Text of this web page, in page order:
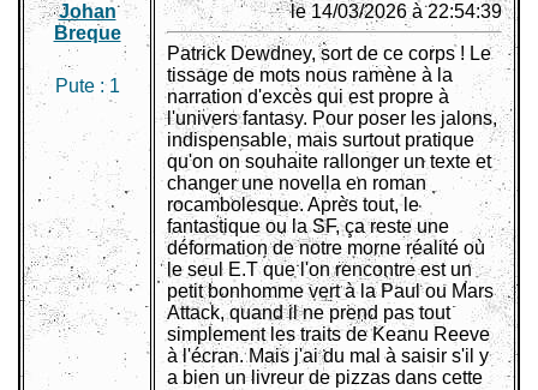
Johan
Breque
Pute :1
le 14/03/2026 à 22:54:39
Patrick Dewdney, sort de ce corps ! Le
tissage de mots nous ramène à la
narration d'excès qui est propre à
l'univers fantasy. Pour poser les jalons,
indispensable, mais surtout pratique
qu'on on souhaite rallonger un texte et
changer une novella en roman
rocambolesque. Après tout, le
fantastique ou la SF, ça reste une
déformation de notre morne réalité où
le seul E.T que l'on rencontre est un
petit bonhomme vert à la Paul ou Mars
Attack, quand il ne prend pas tout
simplement les traits de Keanu Reeve
à l'écran. Mais j'ai du mal à saisir s'il y
a bien un livreur de pizzas dans cette